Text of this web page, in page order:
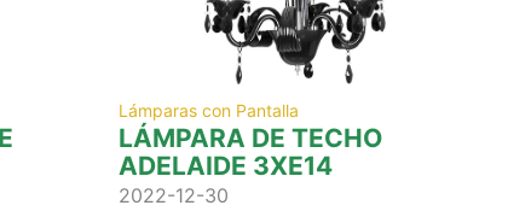
Lámparas con Pantalla
LÁMPARA DE TECHO
ADELAIDE 3XE14
2022-12-30